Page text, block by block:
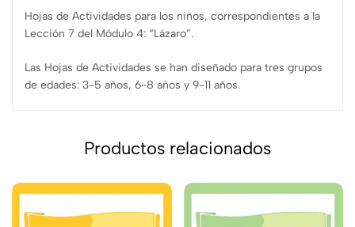
Hojas de Actividades para los niños, correspondientes a la
Lección 7 del Módulo 4: “Lázaro”.
Las Hojas de Actividades se han diseñado para tres grupos
de edades: 3-5 años, 6-8 años y 9-11 años.
Productos relacionados